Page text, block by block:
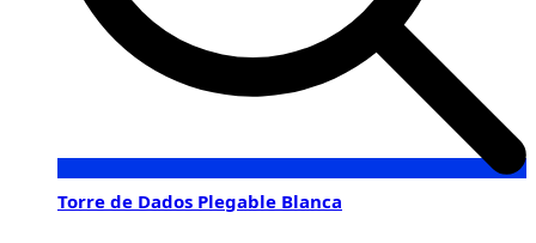
Torre de Dados Plegable Blanca